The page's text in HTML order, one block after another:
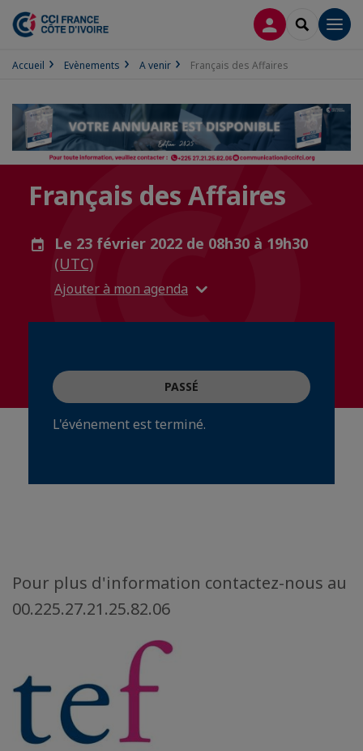
CONNEXION
Accueil Evènements A venir Français des Affaires
Français des Affaires
Le 23 février 2022 de 08h30 à 19h30
(UTC)
Ajouter à mon agenda
PASSÉ
L'événement est terminé.
Pour plus d'information contactez-nous au
00.225.27.21.25.82.06